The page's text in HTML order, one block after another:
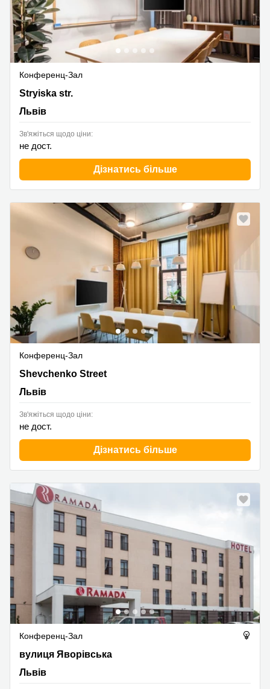
Конференц-Зал
48g Stryiska str., Львів
Stryiska str.
Львів
Зв'яжіться щодо ціни:
не дост.
Дізнатись більше
Конференц-Зал
120 Shevchenko Street, Львів
Shevchenko Street
Львів
Зв'яжіться щодо ціни:
не дост.
Дізнатись більше
Конференц-Зал
вулиця Яворівська 2a, Львів
вулиця Яворівська
Львів